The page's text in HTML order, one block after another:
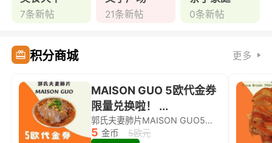
7条新帖 21条新帖 0条新帖
积分商城 更多
MAISON GUO 5欧代金券
限量兑换啦！ ...
郭氏夫妻肺片MAISON GUO5欧代金券限量兑换啦！
5 金币
5欧元